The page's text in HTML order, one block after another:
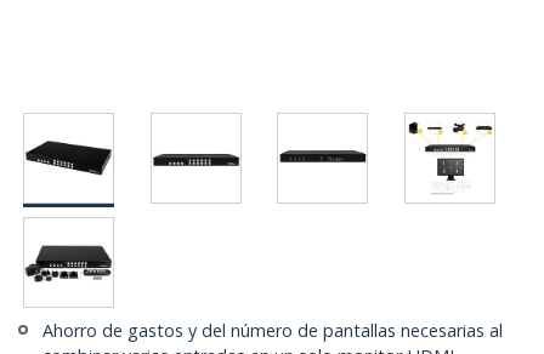
Ahorro de gastos y del número de pantallas necesarias al